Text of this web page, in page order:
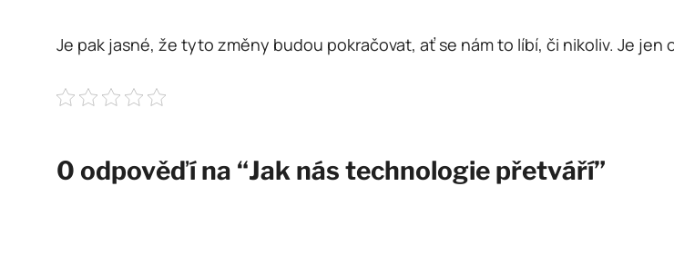
Je pak jasné, že tyto změny budou pokračovat, ať se nám to líbí, či nikoliv. Je
0 odpověďí na “Jak nás technologie přetváří”